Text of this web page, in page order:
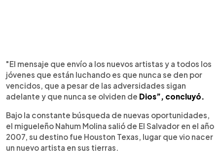
"El mensaje que envío a los nuevos artistas y a todos los
jóvenes que están luchando es que nunca se den por
vencidos, que a pesar de las adversidades sigan
adelante y que nunca se olviden de Dios”, concluyó.
Bajo la constante búsqueda de nuevas oportunidades,
el migueleño Nahum Molina salió de El Salvador en el año
2007, su destino fue Houston Texas, lugar que vio nacer
un nuevo artista en sus tierras.